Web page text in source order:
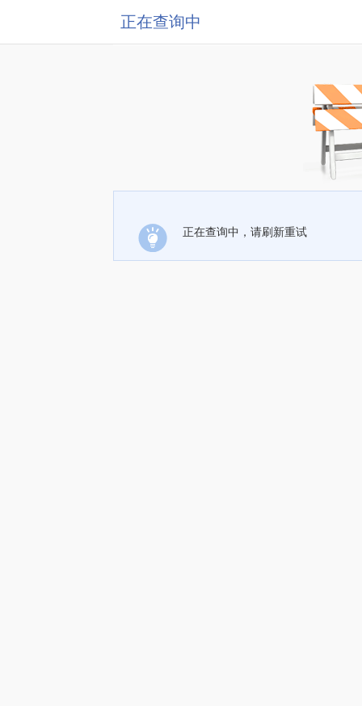
正在查询中
正在查询中，请刷新重试